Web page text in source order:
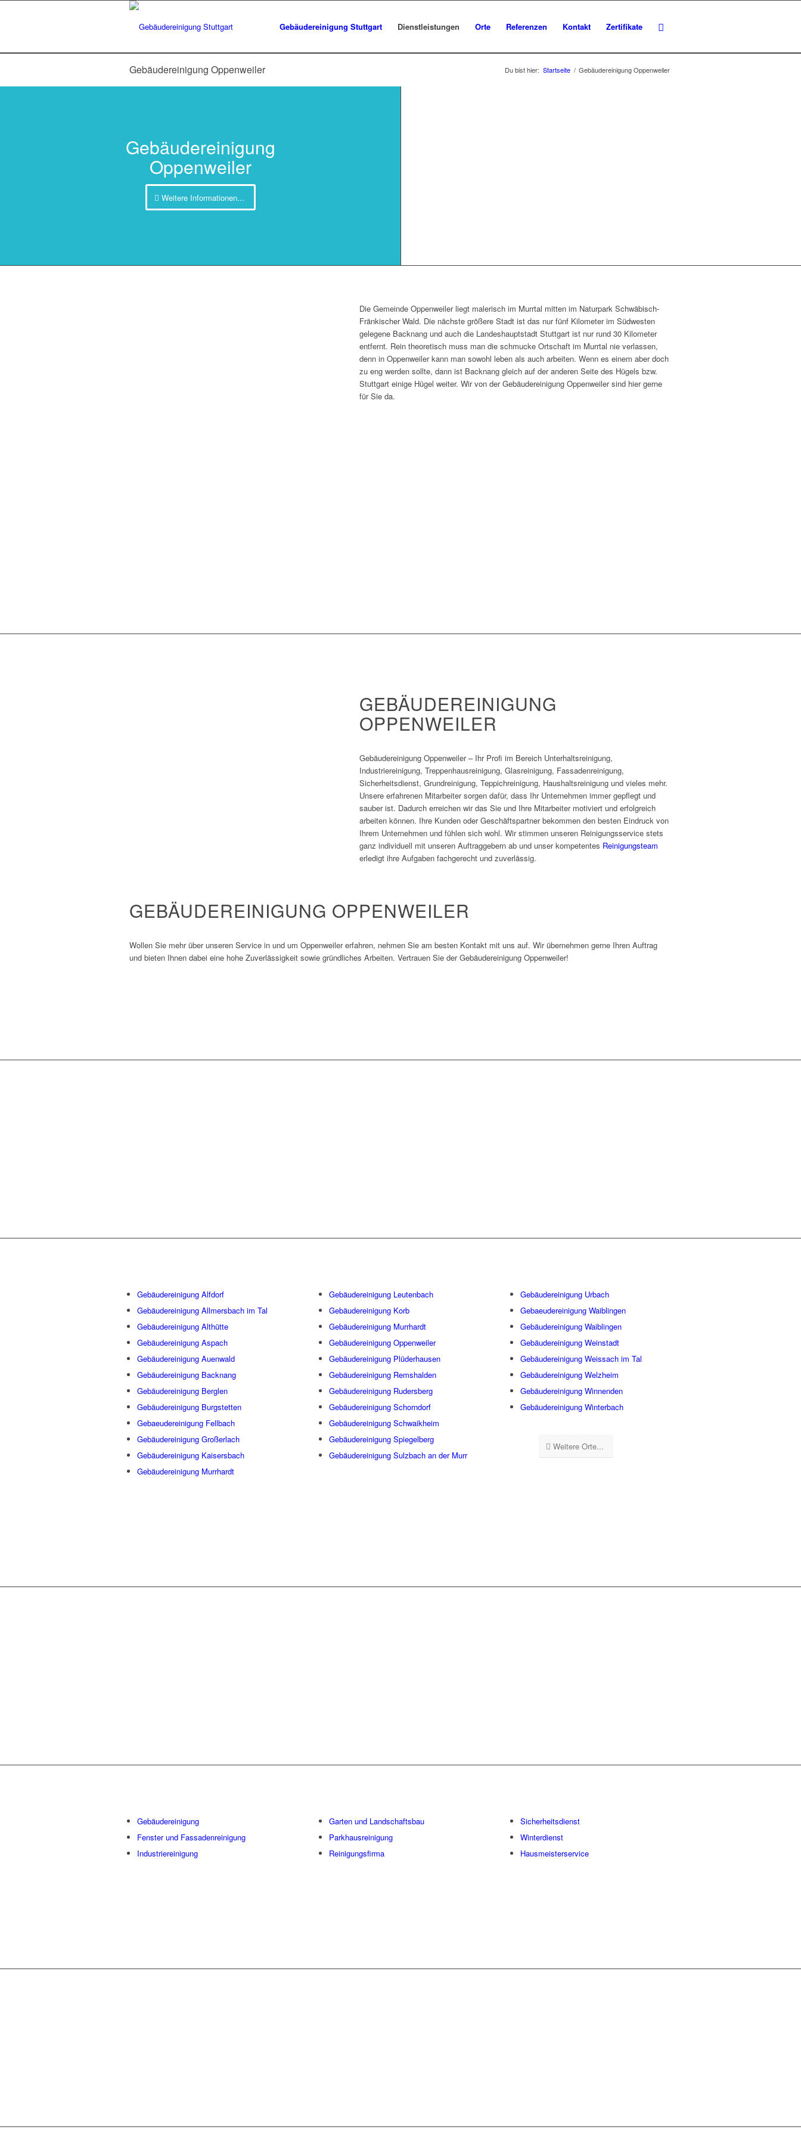
Gebäudereinigung Stuttgart Dienstleistungen Orte Referenzen Kontakt Zertifikate
Gebäudereinigung Oppenweiler Du bist hier: Startseite / Gebäudereinigung Oppenweiler
Gebäudereinigung
Oppenweiler
Weitere Informationen...
Die Gemeinde Oppenweiler liegt malerisch im Murrtal mitten im Naturpark Schwäbisch-
Fränkischer Wald. Die nächste größere Stadt ist das nur fünf Kilometer im Südwesten
gelegene Backnang und auch die Landeshauptstadt Stuttgart ist nur rund 30 Kilometer
entfernt. Rein theoretisch muss man die schmucke Ortschaft im Murrtal nie verlassen,
denn in Oppenweiler kann man sowohl leben als auch arbeiten. Wenn es einem aber doch
zu eng werden sollte, dann ist Backnang gleich auf der anderen Seite des Hügels bzw.
Stuttgart einige Hügel weiter. Wir von der Gebäudereinigung Oppenweiler sind hier gerne
für Sie da.
GEBÄUDEREINIGUNG
OPPENWEILER
Gebäudereinigung Oppenweiler – Ihr Profi im Bereich Unterhaltsreinigung,
Industriereinigung, Treppenhausreinigung, Glasreinigung, Fassadenreinigung,
Sicherheitsdienst, Grundreinigung, Teppichreinigung, Haushaltsreinigung und vieles mehr.
Unsere erfahrenen Mitarbeiter sorgen dafür, dass Ihr Unternehmen immer gepflegt und
sauber ist. Dadurch erreichen wir das Sie und Ihre Mitarbeiter motiviert und erfolgreich
arbeiten können. Ihre Kunden oder Geschäftspartner bekommen den besten Eindruck von
Ihrem Unternehmen und fühlen sich wohl. Wir stimmen unseren Reinigungsservice stets
ganz individuell mit unseren Auftraggebern ab und unser kompetentes Reinigungsteam
erledigt ihre Aufgaben fachgerecht und zuverlässig.
GEBÄUDEREINIGUNG OPPENWEILER
Wollen Sie mehr über unseren Service in und um Oppenweiler erfahren, nehmen Sie am besten Kontakt mit uns auf. Wir übernehmen gerne Ihren Auftrag
und bieten Ihnen dabei eine hohe Zuverlässigkeit sowie gründliches Arbeiten. Vertrauen Sie der Gebäudereinigung Oppenweiler!
Gebäudereinigung Alfdorf
Gebäudereinigung Allmersbach im Tal
Gebäudereinigung Althütte
Gebäudereinigung Aspach
Gebäudereinigung Auenwald
Gebäudereinigung Backnang
Gebäudereinigung Berglen
Gebäudereinigung Burgstetten
Gebaeudereinigung Fellbach
Gebäudereinigung Großerlach
Gebäudereinigung Kaisersbach
Gebäudereinigung Murrhardt
Gebäudereinigung Leutenbach
Gebäudereinigung Korb
Gebäudereinigung Murrhardt
Gebäudereinigung Oppenweiler
Gebäudereinigung Plüderhausen
Gebäudereinigung Remshalden
Gebäudereinigung Rudersberg
Gebäudereinigung Schorndorf
Gebäudereinigung Schwaikheim
Gebäudereinigung Spiegelberg
Gebäudereinigung Sulzbach an der Murr
Gebäudereinigung Urbach
Gebaeudereinigung Waiblingen
Gebäudereinigung Waiblingen
Gebäudereinigung Weinstadt
Gebäudereinigung Weissach im Tal
Gebäudereinigung Welzheim
Gebäudereinigung Winnenden
Gebäudereinigung Winterbach
Weitere Orte...
Gebäudereinigung
Fenster und Fassadenreinigung
Industriereinigung
Garten und Landschaftsbau
Parkhausreinigung
Reinigungsfirma
Sicherheitsdienst
Winterdienst
Hausmeisterservice